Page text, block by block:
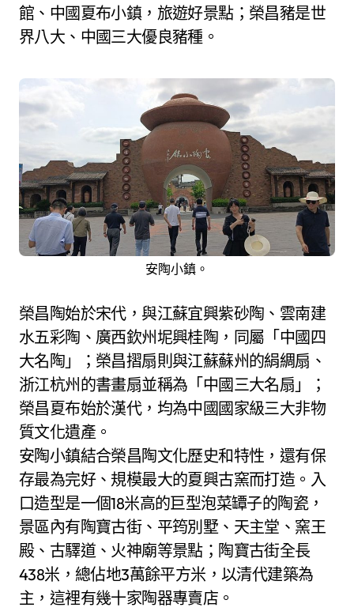
館、中國夏布小鎮，旅遊好景點；榮昌豬是世
界八大、中國三大優良豬種。
安陶小鎮。
榮昌陶始於宋代，與江蘇宜興紫砂陶、雲南建
水五彩陶、廣西欽州坭興桂陶，同屬「中國四
大名陶」；榮昌摺扇則與江蘇蘇州的絹綢扇、
浙江杭州的書畫扇並稱為「中國三大名扇」；
榮昌夏布始於漢代，均為中國國家級三大非物
質文化遺產。
安陶小鎮結合榮昌陶文化歷史和特性，還有保
存最為完好、規模最大的夏興古窯而打造。入
口造型是一個18米高的巨型泡菜罈子的陶瓷，
景區內有陶寶古街、平筠別墅、天主堂、窯王
殿、古驛道、火神廟等景點；陶寶古街全長
438米，總佔地3萬餘平方米，以清代建築為
主，這裡有幾十家陶器專賣店。